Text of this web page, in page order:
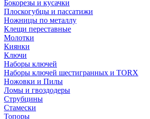
Бокорезы и кусачки
Плоскогубцы и пассатижи
Ножницы по металлу
Клещи переставные
Молотки
Киянки
Ключи
Наборы ключей
Наборы ключей шестигранных и TORX
Ножовки и Пилы
Ломы и гвоздодеры
Струбцины
Стамески
Топоры